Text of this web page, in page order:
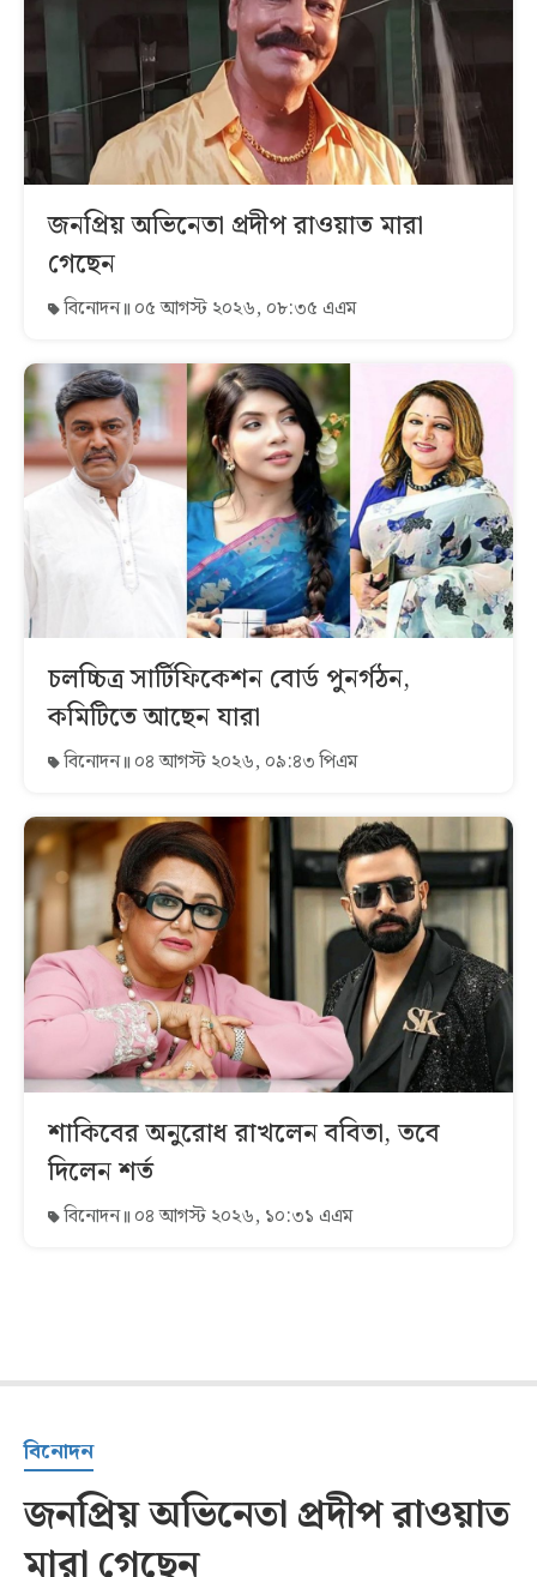
জনপ্রিয় অভিনেতা প্রদীপ রাওয়াত মারা
গেছেন
বিনোদন ০৫ আগস্ট ২০২৬, ০৮:৩৫ এএম
চলচ্চিত্র সার্টিফিকেশন বোর্ড পুনর্গঠন,
কমিটিতে আছেন যারা
বিনোদন ০৪ আগস্ট ২০২৬, ০৯:৪৩ পিএম
শাকিবের অনুরোধ রাখলেন ববিতা, তবে
দিলেন শর্ত
বিনোদন ০৪ আগস্ট ২০২৬, ১০:৩১ এএম
বিনোদন
জনপ্রিয় অভিনেতা প্রদীপ রাওয়াত